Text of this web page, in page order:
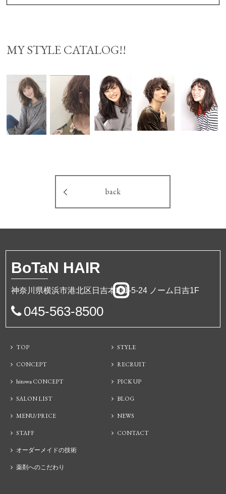
MY STYLE CATALOG!!
back
BoTaN HAIR
神奈川県横浜市港北区日吉本町1-5-24 ノーム日吉1F
045-563-8500
TOP
CONCEPT
hitowa CONCEPT
SALON LIST
MENU/PRICE
STAFF
オーダーメイドの技術
薬剤へのこだわり
STYLE
RECRUIT
PICK UP
BLOG
NEWS
CONTACT